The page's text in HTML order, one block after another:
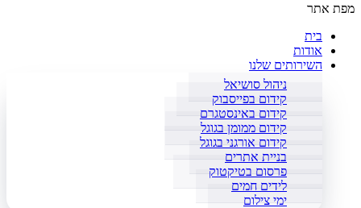
מפת אתר
בית
אודות
השירותים שלנו
ניהול סושיאל
קידום בפייסבוק
קידום באינסטגרם
קידום ממומן בגוגל
קידום אורגני בגוגל
בניית אתרים
פרסום בטיקטוק
לידים חמים
ימי צילום